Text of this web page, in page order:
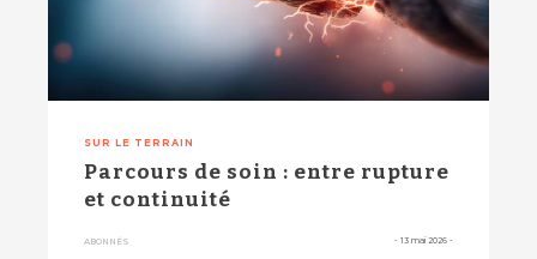
SUR LE TERRAIN
Parcours de soin : entre rupture
et continuité
ABONNÉS - 13 mai 2026 -